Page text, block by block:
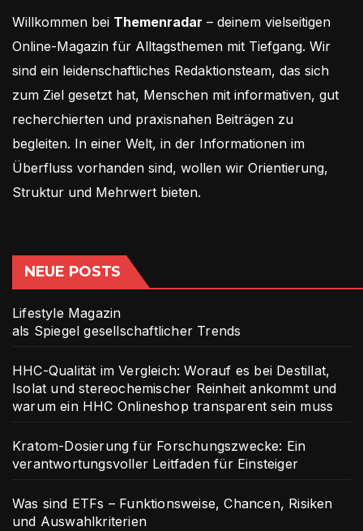
Willkommen bei Themenradar – deinem vielseitigen
Online-Magazin für Alltagsthemen mit Tiefgang. Wir
sind ein leidenschaftliches Redaktionsteam, das sich
zum Ziel gesetzt hat, Menschen mit informativen, gut
recherchierten und praxisnahen Beiträgen zu
begleiten. In einer Welt, in der Informationen im
Überfluss vorhanden sind, wollen wir Orientierung,
Struktur und Mehrwert bieten.
NEUE POSTS
Lifestyle Magazin
als Spiegel gesellschaftlicher Trends
HHC-Qualität im Vergleich: Worauf es bei Destillat,
Isolat und stereochemischer Reinheit ankommt und
warum ein HHC Onlineshop transparent sein muss
Kratom-Dosierung für Forschungszwecke: Ein
verantwortungsvoller Leitfaden für Einsteiger
Was sind ETFs – Funktionsweise, Chancen, Risiken
und Auswahlkriterien